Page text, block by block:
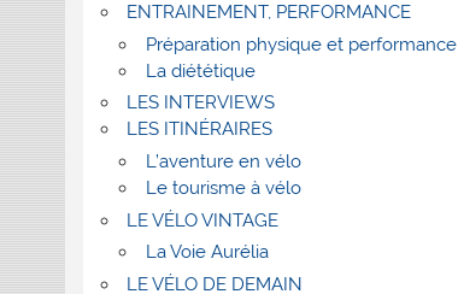
ENTRAINEMENT, PERFORMANCE
Préparation physique et performance
La diététique
LES INTERVIEWS
LES ITINÉRAIRES
L’aventure en vélo
Le tourisme à vélo
LE VÉLO VINTAGE
La Voie Aurélia
LE VÉLO DE DEMAIN